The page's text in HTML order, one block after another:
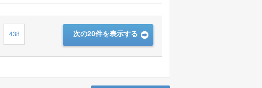
次の20件を表示する
438